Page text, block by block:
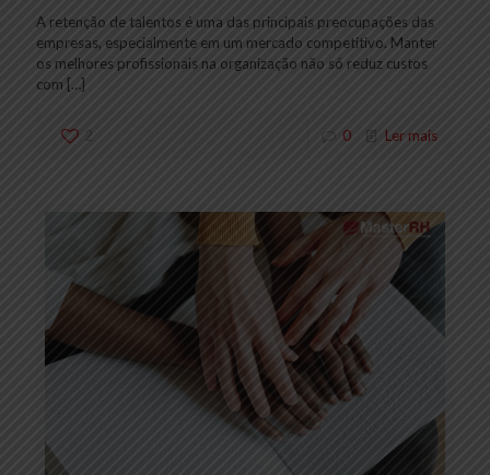
A retenção de talentos é uma das principais preocupações das
empresas, especialmente em um mercado competitivo. Manter
os melhores profissionais na organização não só reduz custos
com […]
2 0 Ler mais